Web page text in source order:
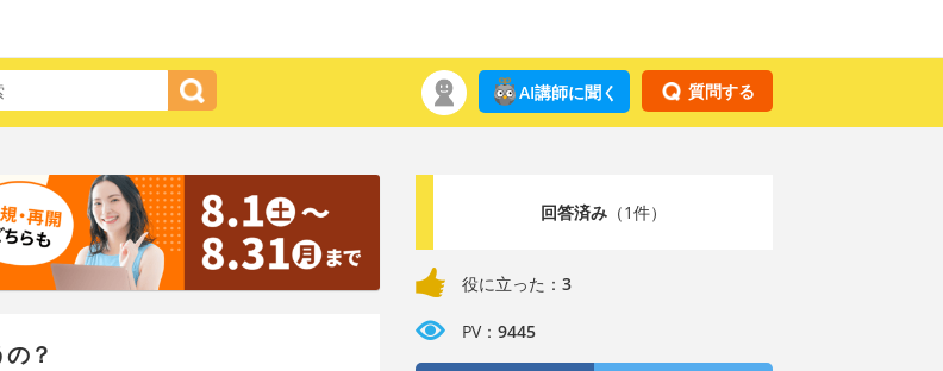
質問する
AI講師に聞く
？
回答済み（1件）
役に立った： 3
PV： 9445